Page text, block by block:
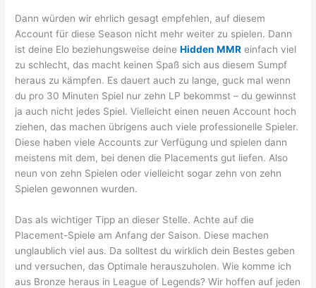
Dann würden wir ehrlich gesagt empfehlen, auf diesem
Account für diese Season nicht mehr weiter zu spielen. Dann
ist deine Elo beziehungsweise deineHidden MMR einfach viel
zu schlecht, das macht keinen Spaß sich aus diesem Sumpf
heraus zu kämpfen. Es dauert auch zu lange, guck mal wenn
du pro 30 Minuten Spiel nur zehn LP bekommst – du gewinnst
ja auch nicht jedes Spiel. Vielleicht einen neuen Account hoch
ziehen, das machen übrigens auch viele professionelle Spieler.
Diese haben viele Accounts zur Verfügung und spielen dann
meistens mit dem, bei denen die Placements gut liefen. Also
neun von zehn Spielen oder vielleicht sogar zehn von zehn
Spielen gewonnen wurden.
Das als wichtiger Tipp an dieser Stelle. Achte auf die
Placement-Spiele am Anfang der Saison. Diese machen
unglaublich viel aus. Da solltest du wirklich dein Bestes geben
und versuchen, das Optimale herauszuholen. Wie komme ich
aus Bronze heraus in League of Legends? Wir hoffen auf jeden